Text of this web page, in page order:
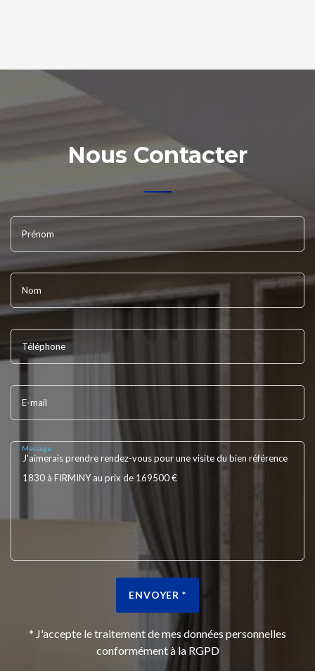
Nous Contacter
Prénom
Nom
Téléphone
E-mail
Message
ENVOYER *
* J'accepte le traitement de mes données personnelles
conformément à la RGPD